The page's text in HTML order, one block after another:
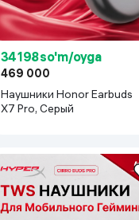
34 198 so'm/oyga
469 000
Наушники Honor Earbuds
X7 Pro, Серый